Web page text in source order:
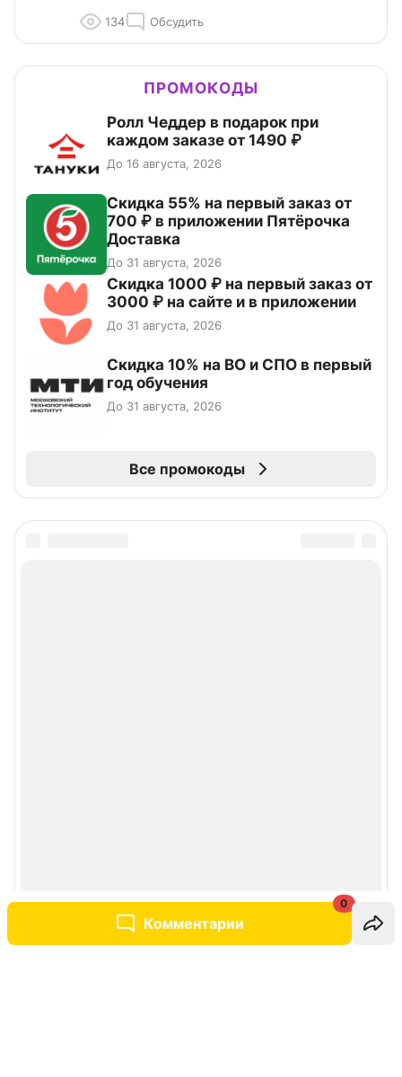
Комментарии
0
134 Обсудить
ПРОМОКОДЫ
Ролл Чеддер в подарок при
каждом заказе от 1490 ₽
До 16 августа, 2026
Скидка 55% на первый заказ от
700 ₽ в приложении Пятёрочка
Доставка
До 31 августа, 2026
Скидка 1000 ₽ на первый заказ от
3000 ₽ на сайте и в приложении
До 31 августа, 2026
Скидка 10% на ВО и СПО в первый
год обучения
До 31 августа, 2026
Все промокоды